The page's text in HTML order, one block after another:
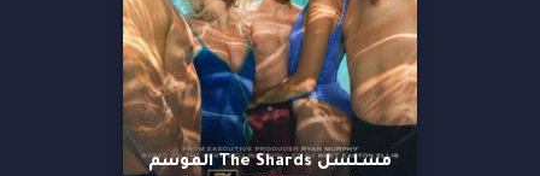
مسلسل The Shards الموسم